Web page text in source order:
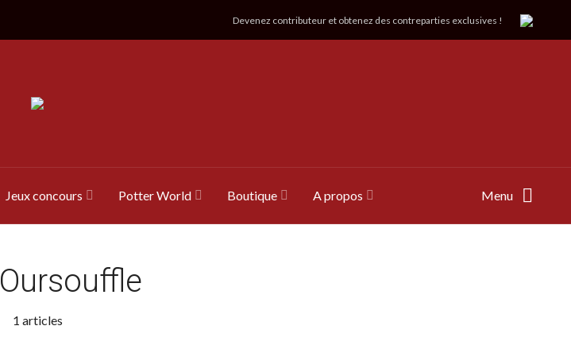
Devenez contributeur et obtenez des contreparties exclusives !
Jeux concours Potter World Boutique A propos Menu
Oursouffle
1 articles